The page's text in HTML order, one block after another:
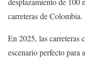
carreteras de Colombia.
En 2025, las carreteras
escenario perfecto para